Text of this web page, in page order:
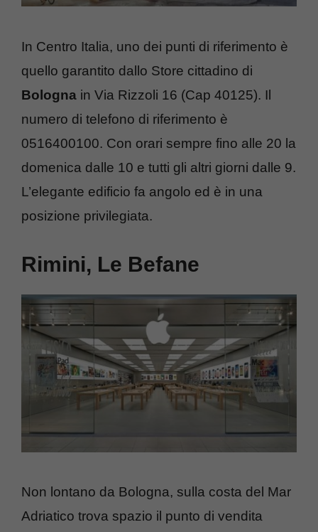
In Centro Italia, uno dei punti di riferimento è
quello garantito dallo Store cittadino di
Bologna in Via Rizzoli 16 (Cap 40125). Il
numero di telefono di riferimento è
0516400100. Con orari sempre fino alle 20 la
domenica dalle 10 e tutti gli altri giorni dalle 9.
L’elegante edificio fa angolo ed è in una
posizione privilegiata.
Rimini, Le Befane
Non lontano da Bologna, sulla costa del Mar
Adriatico trova spazio il punto di vendita